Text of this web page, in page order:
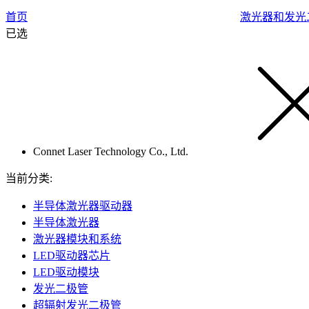
首页 激光器和发光
已选
Connet Laser Technology Co., Ltd.
当前分类:
半导体激光器驱动器
半导体激光器
激光器模块和系统
LED驱动器芯片
LED驱动模块
发光二极管
超辐射发光二极管